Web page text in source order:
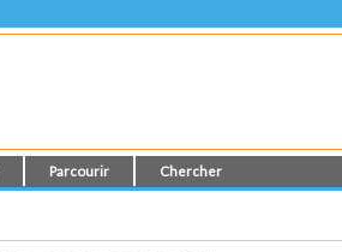
Parcourir Chercher